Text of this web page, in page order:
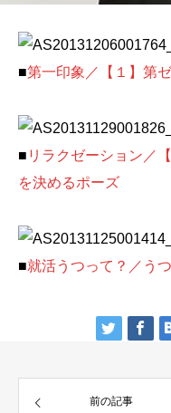
■第一印象／【１】第
■ リラクゼーション／
を決めるポーズ
■就活うつって？／う
前の記事